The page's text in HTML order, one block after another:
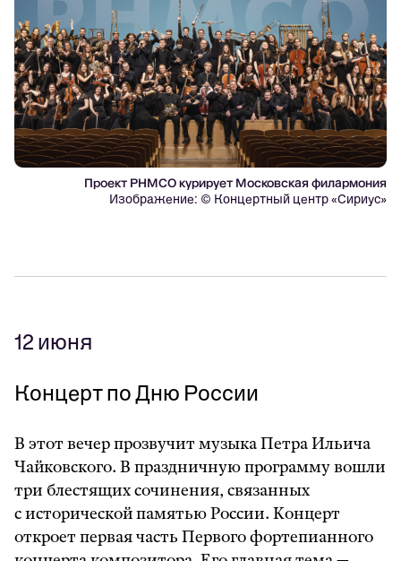
Проект РНМСО курирует Московская филармония
Изображение: © Концертный центр «Сириус»
12 июня
Концерт по Дню России
В этот вечер прозвучит музыка Петра Ильича
Чайковского. В праздничную программу вошли
три блестящих сочинения, связанных
с исторической памятью России. Концерт
откроет первая часть Первого фортепианного